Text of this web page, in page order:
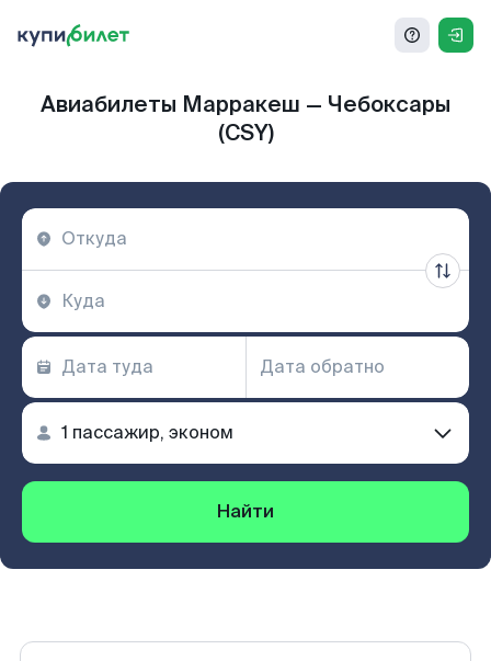
Авиабилеты Марракеш — Чебоксары
(CSY)
Найти